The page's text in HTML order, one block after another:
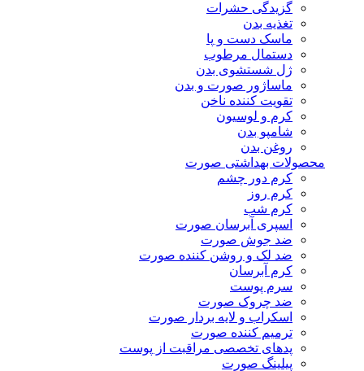
گزیدگی حشرات
تغذیه بدن
ماسک دست و پا
دستمال مرطوب
ژل شستشوی بدن
ماساژور صورت و بدن
تقویت کننده ناخن
کرم و لوسیون
شامپو بدن
روغن بدن
محصولات بهداشتی صورت
کرم دور چشم
کرم روز
کرم شب
اسپری آبرسان صورت
ضد جوش صورت
ضد لک و روشن کننده صورت
کرم آبرسان
سرم پوست
ضد چروک صورت
اسکراب و لایه بردار صورت
ترمیم کننده صورت
پدهای تخصصی مراقبت از پوست
پیلینگ صورت